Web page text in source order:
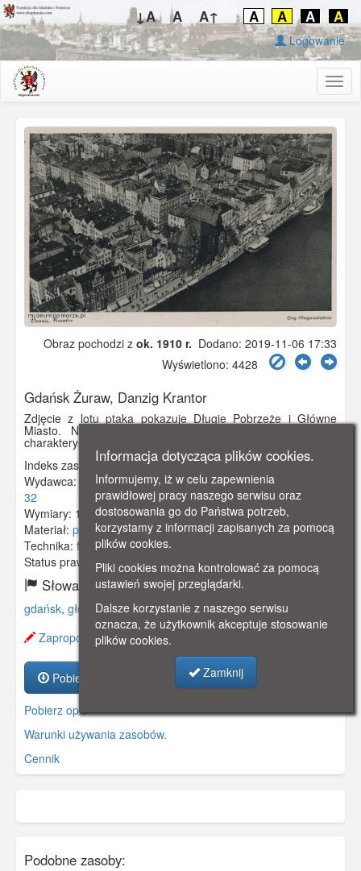
↓A A A↑ A A A A
Logowanie
Obraz pochodzi z ok. 1910 r. Dodano: 2019-11-06 17:33
Wyświetlono: 4428
Gdańsk Żuraw, Danzig Krantor
Zdjęcie z lotu ptaka pokazuje Długie Pobrzeże i Główne
Miasto. Na pierwszym planie Długie Pobrzeże wraz z
charakterystyczną sylwetką Żurawia.
Indeks zasobu:GSP01847
Wydawca:
Rowehl & Co. , Münster, Westf. , Gertrudenstr.
32
Wymiary: 138 x 86 mm
Materiał: papier fotograficzny
Technika: fotografia czarno-biała
Status prawny:Użycie Niekomercyjne
Słowa kluczowe:
gdańsk, główne miasto,żuraw,długie pobrzeże,lotnicze
Zaproponuj zmianę opisu.
Pobierz zasób
Pobierz opis
Warunki używania zasobów.
Cennik
Podobne zasoby:
Informacja dotycząca plików cookies.
Informujemy, iż w celu zapewnienia
prawidłowej pracy naszego serwisu oraz
dostosowania go do Państwa potrzeb,
korzystamy z informacji zapisanych za pomocą
plików cookies.
Pliki cookies można kontrolować za pomocą
ustawień swojej przeglądarki.
Dalsze korzystanie z naszego serwisu
oznacza, że użytkownik akceptuje stosowanie
plików cookies.
Zamknij